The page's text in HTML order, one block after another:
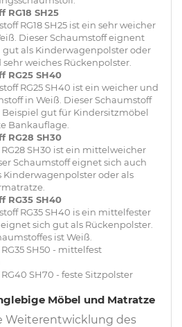
RG18 SH25
RG18 SH25 ist ein sehr weicher
Dieser Schaumstoff eignent
als Kinderwagenpolster oder
weiches Rückenpolster.
RG25 SH40
RG25 SH40 ist ein weicher und
in Weiß. Dieser Schaumstoff
gut für Kindersitzmöbel
Bankauflage.
RG28 SH30
SH30 ist ein mittelweicher
Schaumstoff eignet sich auch
Kinderwagenpolster oder als
RG35 SH40
RG35 SH40 is ein mittelfester
sich gut als Rückenpolster.
ist Weiß.
SH50 - mittelfest
SH70 - feste Sitzpolster
Möbel und Matratze
Weiterentwicklung des